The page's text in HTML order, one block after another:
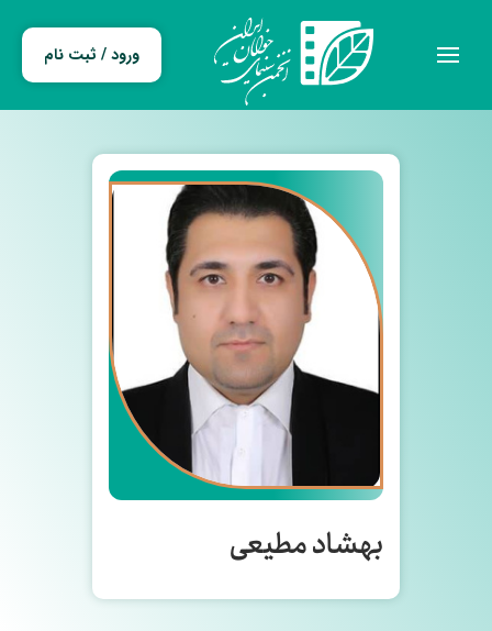
ورود / ثبت نام
بهشاد مطیعی